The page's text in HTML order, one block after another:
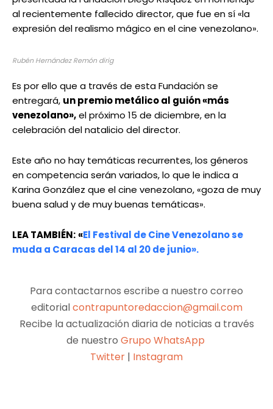
al recientemente fallecido director, que fue en sí «la
expresión del realismo mágico en el cine venezolano».
Rubén Hernández Remón dirig
Es por ello que a través de esta Fundación se
entregará, un premio metálico al guión «más
venezolano»,el próximo 15 de diciembre, en la
celebración del natalicio del director.
Este año no hay temáticas recurrentes, los géneros
en competencia serán variados, lo que le indica a
Karina González que el cine venezolano, «goza de muy
buena salud y de muy buenas temáticas».
LEA TAMBIÉN:«El Festival de Cine Venezolano se
muda a Caracas del 14 al 20 de junio».
Para contactarnos escribe a nuestro correo
editorialcontrapuntoredaccion@gmail.com
Recibe la actualización diaria de noticias a través
de nuestro Grupo WhatsApp
Twitter | Instagram